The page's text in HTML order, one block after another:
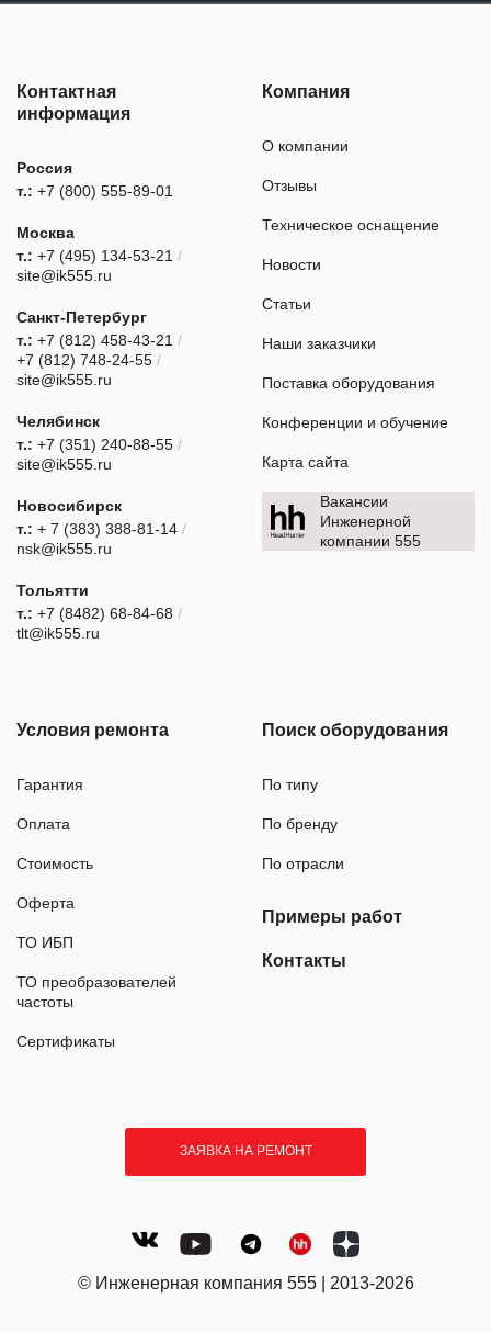
Контактная
информация
Россия
т.: +7 (800) 555-89-01
Москва
т.: +7 (495) 134-53-21 /
site@ik555.ru
Санкт-Петербург
т.: +7 (812) 458-43-21 /
+7 (812) 748-24-55 /
site@ik555.ru
Челябинск
т.: +7 (351) 240-88-55 /
site@ik555.ru
Новосибирск
т.: + 7 (383) 388-81-14 /
nsk@ik555.ru
Тольятти
т.: +7 (8482) 68-84-68 /
tlt@ik555.ru
Компания
О компании
Отзывы
Техническое оснащение
Новости
Статьи
Наши заказчики
Поставка оборудования
Конференции и обучение
Карта сайта
Вакансии
Инженерной
компании 555
Условия ремонта
Гарантия
Оплата
Стоимость
Оферта
ТО ИБП
ТО преобразователей
частоты
Сертификаты
Поиск оборудования
По типу
По бренду
По отрасли
Примеры работ
Контакты
ЗАЯВКА НА РЕМОНТ
© Инженерная компания 555 | 2013-2026